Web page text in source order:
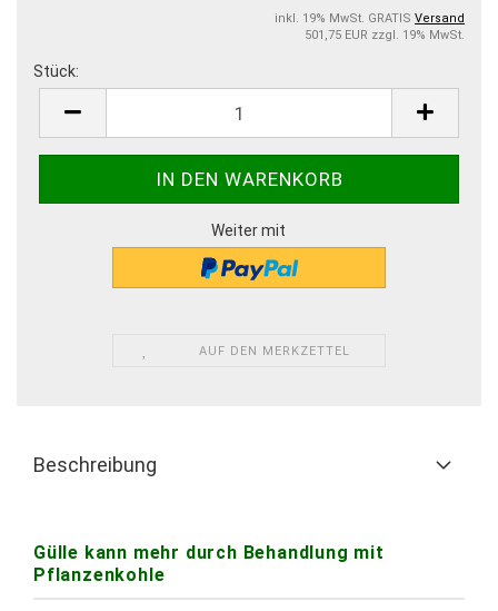
inkl. 19% MwSt. GRATIS Versand
501,75 EUR zzgl. 19% MwSt.
Stück:
Weiter mit
AUF DEN MERKZETTEL
Beschreibung
Gülle kann mehr durch Behandlung mit
Pflanzenkohle